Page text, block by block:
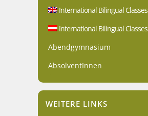
International Bilingual Classes
International Bilingual Classes
Abendgymnasium
AbsolventInnen
WEITERE LINKS